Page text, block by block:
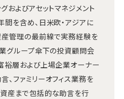
およびアセットマネジメント
を含め、日米欧・アジアに
管理の最前線で実務経験を
グループ傘下の投資顧問会
裕層および上場企業オーナー
、ファミリーオフィス業務を
産まで包括的な助言を行